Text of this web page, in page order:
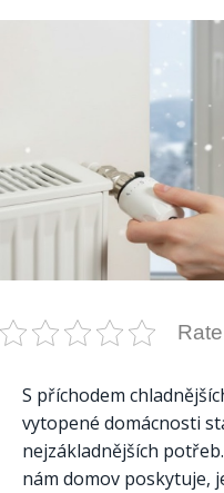
S příchodem
vytopené domácnosti
nejzákladnějších
nám domov poskytuje,